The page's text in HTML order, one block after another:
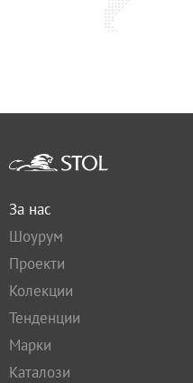
За нас
Шоурум
Проекти
Колекции
Тенденции
Марки
Каталози